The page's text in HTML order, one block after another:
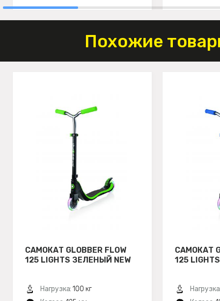
Похожие
САМОКАТ GLOBBER FLOW
125 LIGHTS ЗЕЛЕНЫЙ NEW
Нагрузка: 100 кг
САМОКАТ
125